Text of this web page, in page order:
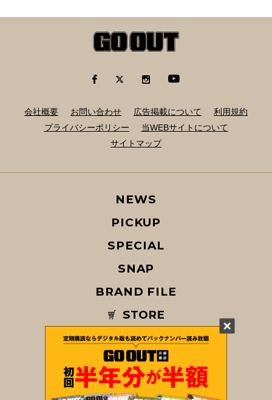
会社概要 お問い合わせ 広告掲載について
利用規約
プライバシーポリシー
当WEBサイトについて
サイトマップ
NEWS
PICKUP
SPECIAL
SNAP
BRAND FILE
STORE
MAGAZINE